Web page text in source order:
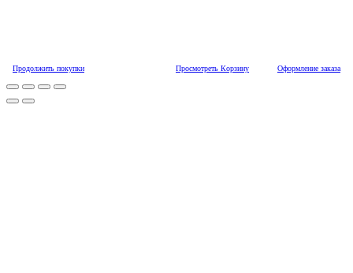
Продолжить покупки Просмотреть Корзину Оформление заказа